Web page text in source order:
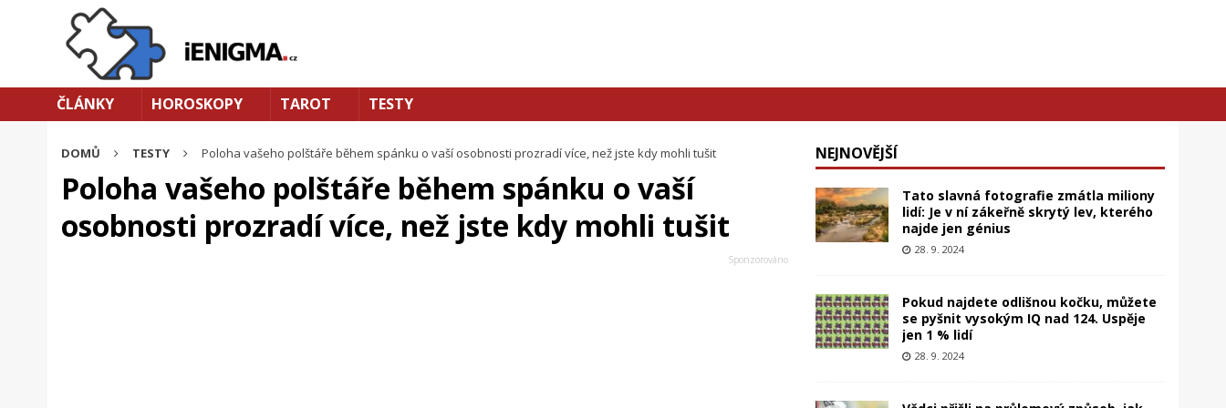
ČLÁNKY HOROSKOPY TAROT TESTY
DOMŮ TESTY Poloha vašeho polštáře během spánku o vaší osobnosti prozradí více, než jste kdy mohli tušit
Poloha vašeho polštáře během spánku o vaší
osobnosti prozradí více, než jste kdy mohli tušit
NEJNOVĚJŠÍ
Tato slavná fotografie zmátla miliony
lidí: Je v ní zákeřně skrytý lev, kterého
najde jen génius
28. 9. 2024
Pokud najdete odlišnou kočku, můžete
se pyšnit vysokým IQ nad 124. Uspěje
jen 1 % lidí
28. 9. 2024